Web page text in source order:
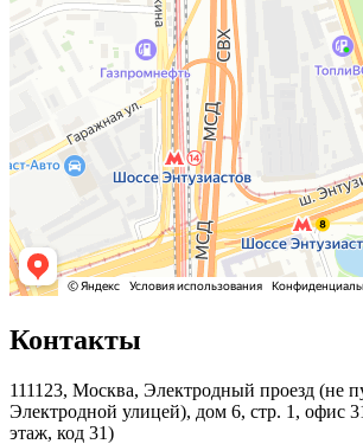
Контакты
111123, Москва, Электродный проезд (не
Электродной улицей), дом 6, стр. 1, офис
этаж, код 31)